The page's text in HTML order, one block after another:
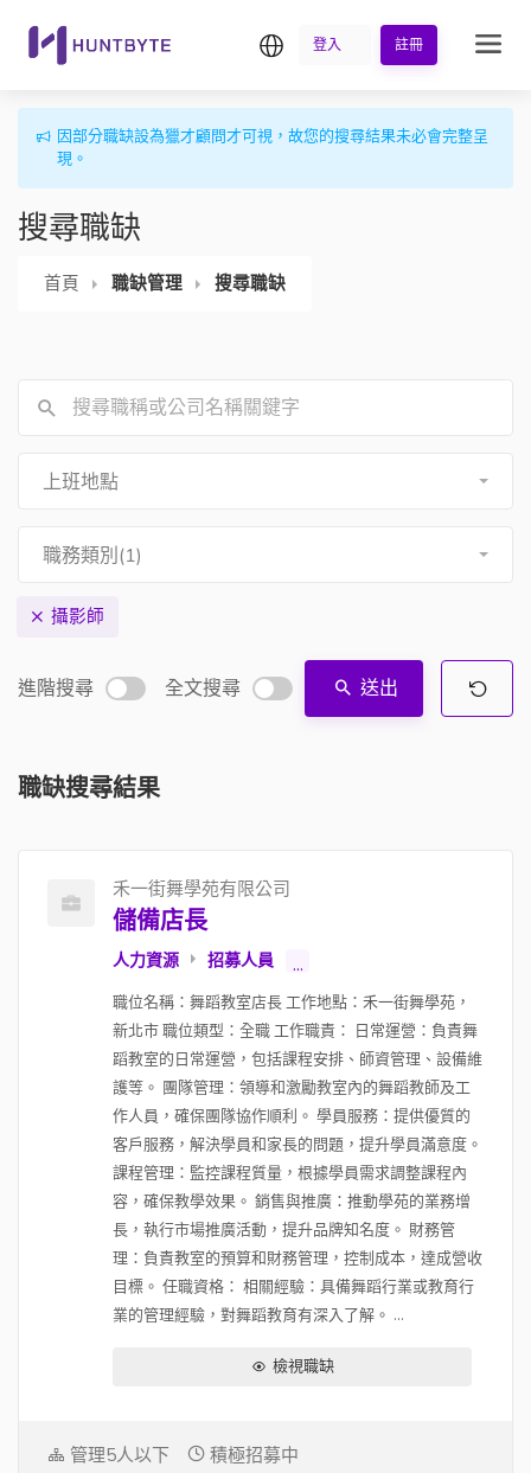
繁中登入 註冊
因部分職缺設為獵才顧問才可視，故您的搜尋結果未必會完整呈
現。
搜尋職缺
首頁 職缺管理 搜尋職缺
上班地點
職務類別(1)
攝影師
進階搜尋 全文搜尋 送出
職缺搜尋結果
禾一街舞學苑有限公司
儲備店長
人力資源 招募人員 ...
職位名稱：舞蹈教室店長 工作地點：禾一街舞學苑，
新北市 職位類型：全職 工作職責： 日常運營：負責舞
蹈教室的日常運營，包括課程安排、師資管理、設備維
護等。 團隊管理：領導和激勵教室內的舞蹈教師及工
作人員，確保團隊協作順利。 學員服務：提供優質的
客戶服務，解決學員和家長的問題，提升學員滿意度。
課程管理：監控課程質量，根據學員需求調整課程內
容，確保教學效果。 銷售與推廣：推動學苑的業務增
長，執行市場推廣活動，提升品牌知名度。 財務管
理：負責教室的預算和財務管理，控制成本，達成營收
目標。 任職資格： 相關經驗：具備舞蹈行業或教育行
業的管理經驗，對舞蹈教育有深入了解。 ...
檢視職缺
管理5人以下 積極招募中